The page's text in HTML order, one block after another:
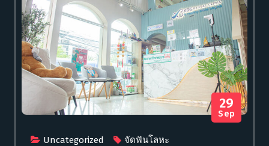
Uncategorized จัดฟันโลหะ
29
Sep